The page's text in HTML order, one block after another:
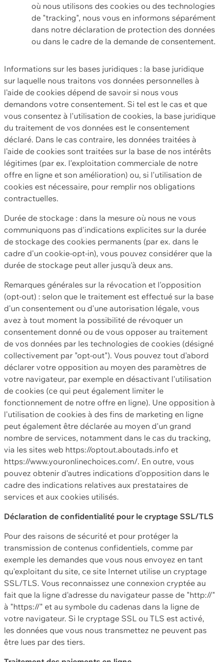
où nous utilisons des cookies ou des technologies
de "tracking", nous vous en informons séparément
dans notre déclaration de protection des données
ou dans le cadre de la demande de consentement.
Informations sur les bases juridiques : la base juridique
sur laquelle nous traitons vos données personnelles à
l'aide de cookies dépend de savoir si nous vous
demandons votre consentement. Si tel est le cas et que
vous consentez à l'utilisation de cookies, la base juridique
du traitement de vos données est le consentement
déclaré. Dans le cas contraire, les données traitées à
l'aide de cookies sont traitées sur la base de nos intérêts
légitimes (par ex. l'exploitation commerciale de notre
offre en ligne et son amélioration) ou, si l'utilisation de
cookies est nécessaire, pour remplir nos obligations
contractuelles.
Durée de stockage : dans la mesure où nous ne vous
communiquons pas d'indications explicites sur la durée
de stockage des cookies permanents (par ex. dans le
cadre d'un cookie-opt-in), vous pouvez considérer que la
durée de stockage peut aller jusqu'à deux ans.
Remarques générales sur la révocation et l'opposition
(opt-out) : selon que le traitement est effectué sur la base
d'un consentement ou d'une autorisation légale, vous
avez à tout moment la possibilité de révoquer un
consentement donné ou de vous opposer au traitement
de vos données par les technologies de cookies (désigné
collectivement par "opt-out"). Vous pouvez tout d'abord
déclarer votre opposition au moyen des paramètres de
votre navigateur, par exemple en désactivant l'utilisation
de cookies (ce qui peut également limiter le
fonctionnement de notre offre en ligne). Une opposition à
l'utilisation de cookies à des fins de marketing en ligne
peut également être déclarée au moyen d'un grand
nombre de services, notamment dans le cas du tracking,
via les sites web https://optout.aboutads.info et
https://www.youronlinechoices.com/. En outre, vous
pouvez obtenir d'autres indications d'opposition dans le
cadre des indications relatives aux prestataires de
services et aux cookies utilisés.
Déclaration de confidentialité pour le cryptage SSL/TLS
Pour des raisons de sécurité et pour protéger la
transmission de contenus confidentiels, comme par
exemple les demandes que vous nous envoyez en tant
qu'exploitant du site, ce site Internet utilise un cryptage
SSL/TLS. Vous reconnaissez une connexion cryptée au
fait que la ligne d'adresse du navigateur passe de "http://"
à "https://" et au symbole du cadenas dans la ligne de
votre navigateur. Si le cryptage SSL ou TLS est activé,
les données que vous nous transmettez ne peuvent pas
être lues par des tiers.